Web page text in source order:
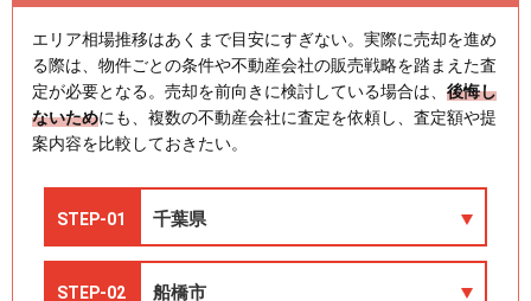
エリア相場推移はあくまで目安にすぎない。実際に売却を進め
る際は、物件ごとの条件や不動産会社の販売戦略を踏まえた査
定が必要となる。売却を前向きに検討している場合は、 後悔し
ないためにも、複数の不動産会社に査定を依頼し、査定額や提
案内容を比較しておきたい。